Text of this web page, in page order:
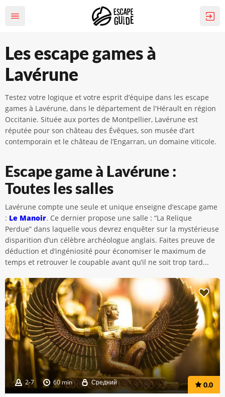
Les escape games à
Lavérune
Testez votre logique et votre esprit d’équipe dans les escape
games à Lavérune, dans le département de l'Hérault en région
Occitanie. Située aux portes de Montpellier, Lavérune est
réputée pour son château des Évêques, son musée d’art
contemporain et le château de l’Engarran, un domaine viticole.
Escape game à Lavérune :
Toutes les salles
Lavérune compte une seule et unique enseigne d’escape game
: Le Manoir. Ce dernier propose une salle : “La Relique
Perdue” dans laquelle vous devrez enquêter sur la mystérieuse
disparition d’un célèbre archéologue anglais. Faites preuve de
déduction et d’ingéniosité pour économiser le maximum de
temps et retrouver le coupable avant qu’il ne soit trop tard...
2-7 60 min Средний 0.0